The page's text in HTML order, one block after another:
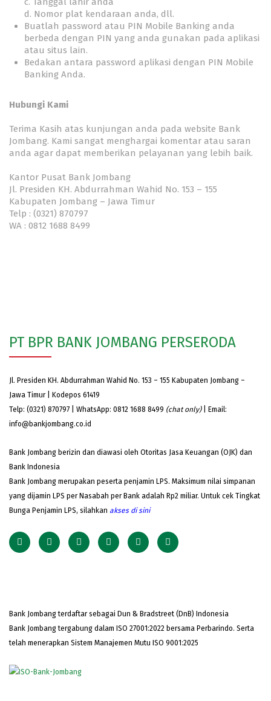
d. Nomor plat kendaraan anda, dll.
Buatlah password atau PIN Mobile Banking anda
berbeda dengan PIN yang anda gunakan pada aplikasi
atau situs lain.
Bedakan antara password aplikasi dengan PIN Mobile
Banking Anda.
Hubungi Kami
Terima Kasih atas kunjungan anda pada website Bank
Jombang. Kami sangat menghargai komentar atau saran
anda agar dapat memberikan pelayanan yang lebih baik.
Kantor Pusat Bank Jombang
Jl. Presiden KH. Abdurrahman Wahid No. 153 – 155
Kabupaten Jombang – Jawa Timur
Telp : (0321) 870797
WA : 0812 1688 8499
PT BPR BANK JOMBANG PERSERODA
Jl. Presiden KH. Abdurrahman Wahid No. 153 – 155 Kabupaten Jombang –
Jawa Timur | Kodepos 61419
Telp: (0321) 870797 | WhatsApp: 0812 1688 8499 (chat only)| Email:
info@bankjombang.co.id
Bank Jombang berizin dan diawasi oleh Otoritas Jasa Keuangan (OJK) dan
Bank Indonesia
Bank Jombang merupakan peserta penjamin LPS. Maksimum nilai simpanan
yang dijamin LPS per Nasabah per Bank adalah Rp2 miliar. Untuk cek Tingkat
Bunga Penjamin LPS, silahkan akses di sini
Bank Jombang terdaftar sebagai Dun & Bradstreet (DnB) Indonesia
Bank Jombang tergabung dalam ISO 27001:2022 bersama Perbarindo. Serta
telah menerapkan Sistem Manajemen Mutu ISO 9001:2025